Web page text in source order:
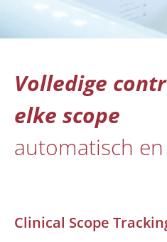
Volledige
elke scope
automatisch
Clinical Scope